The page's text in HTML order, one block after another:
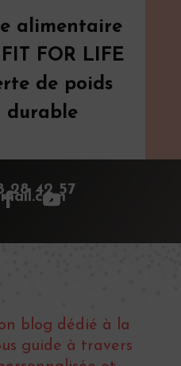
alimentaire
FOR LIFE
de poids
durable
28 42 57
blog dédié à la
guide à travers